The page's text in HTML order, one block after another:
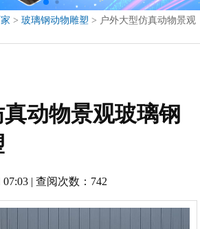
>玻璃钢动物雕塑 > 户外大型仿真动物景观
动物景观玻璃钢
| 查阅次数：742